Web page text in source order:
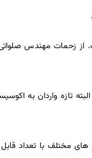
مهندس صلواتی
تازه واردان به
های مختلف با تعداد